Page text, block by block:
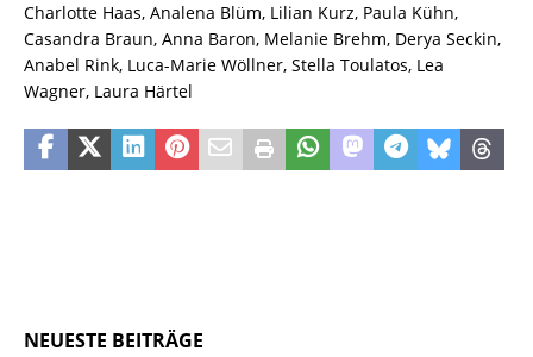
Charlotte Haas, Analena Blüm, Lilian Kurz, Paula Kühn,
Casandra Braun, Anna Baron, Melanie Brehm, Derya Seckin,
Anabel Rink, Luca-Marie Wöllner, Stella Toulatos, Lea
Wagner, Laura Härtel
NEUESTE BEITRÄGE